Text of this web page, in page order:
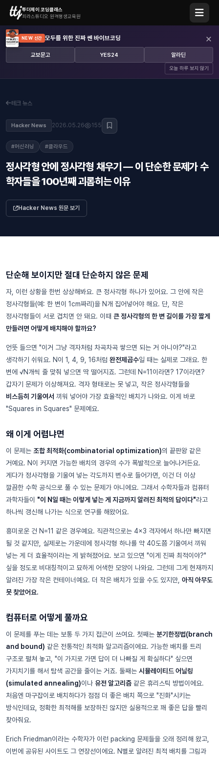
투더제이 코딩클래스
피라스튜디오 원격평생교육원
NEW 신간 모두를 위한 진짜 쎈 바이브코딩
교보문고 YES24 알라딘
오늘 하루 보지 않기
×
테크 뉴스
Hacker News 2026.05.26 155
#머신러닝 #클라우드
정사각형 안에 정사각형 채우기 — 이 단순한 문제가 수
학자들을 100년째 괴롭히는 이유
Hacker News 원문 보기
단순해 보이지만 절대 단순하지 않은 문제
자, 이런 상황을 한번 상상해봐요. 큰 정사각형 하나가 있어요. 그 안에 작은
정사각형들(예: 한 변이 1cm짜리)을 N개 집어넣어야 해요. 단, 작은
정사각형들이 서로 겹치면 안 돼요. 이때 큰 정사각형의 한 변 길이를 가장 짧게
만들려면 어떻게 배치해야 할까요?
언뜻 들으면 "이거 그냥 격자처럼 차곡차곡 쌓으면 되는 거 아니야?"라고
생각하기 쉬워요. N이 1, 4, 9, 16처럼 완전제곱수일 때는 실제로 그래요. 한
변에 √N개씩 줄 맞춰 넣으면 딱 떨어지죠. 그런데 N=11이라면? 17이라면?
갑자기 문제가 이상해져요. 격자 형태로는 못 넣고, 작은 정사각형들을
비스듬히 기울여서 끼워 넣어야 가장 효율적인 배치가 나와요. 이게 바로
"Squares in Squares" 문제예요.
왜 이게 어렵냐면
이 문제는 조합 최적화(combinatorial optimization)의 끝판왕 같은
거예요. N이 커지면 가능한 배치의 경우의 수가 폭발적으로 늘어나거든요.
게다가 정사각형을 기울여 넣는 각도까지 변수로 들어가면, 이건 더 이상
깔끔한 수학 공식으로 풀 수 있는 문제가 아니에요. 그래서 수학자들과 컴퓨터
과학자들이 "이 N일 때는 이렇게 넣는 게 지금까지 알려진 최적의 답이다"라고
하나씩 갱신해 나가는 식으로 연구를 해왔어요.
흥미로운 건 N=11 같은 경우예요. 직관적으로는 4×3 격자에서 하나만 빠지면
될 것 같지만, 실제로는 가운데에 정사각형 하나를 약 40도쯤 기울여서 끼워
넣는 게 더 효율적이라는 게 밝혀졌어요. 보고 있으면 "이게 진짜 최적이야?"
싶을 정도로 비대칭적이고 묘하게 어색한 모양이 나와요. 그런데 그게 현재까지
알려진 가장 작은 컨테이너예요. 더 작은 배치가 있을 수도 있지만, 아직 아무도
못 찾았어요.
컴퓨터로 어떻게 풀까요
이 문제를 푸는 데는 보통 두 가지 접근이 쓰여요. 첫째는 분기한정법(branch
and bound) 같은 전통적인 최적화 알고리즘이에요. 가능한 배치를 트리
구조로 펼쳐 놓고, "이 가지로 가면 답이 더 나빠질 게 확실하다" 싶으면
가지치기를 해서 탐색 공간을 줄이는 거죠. 둘째는 시뮬레이티드 어닐링
(simulated annealing)이나 유전 알고리즘 같은 휴리스틱 방법이에요.
처음엔 마구잡이로 배치하다가 점점 더 좋은 배치 쪽으로 "진화"시키는
방식인데요, 정확한 최적해를 보장하진 않지만 실용적으로 꽤 좋은 답을 빨리
찾아줘요.
Erich Friedman이라는 수학자가 이런 packing 문제들을 오래 정리해 왔고,
이번에 공유된 사이트도 그 연장선이에요. N별로 알려진 최적 배치를 그림과